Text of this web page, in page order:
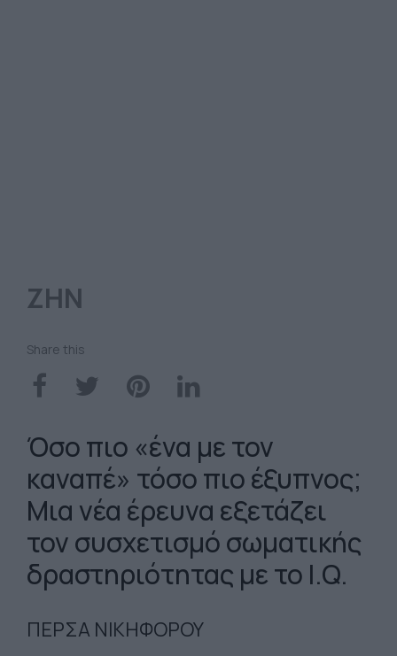
ΖΗΝ
Share this
Όσο πιο «ένα με τον
καναπέ» τόσο πιο έξυπνος;
Μια νέα έρευνα εξετάζει
τον συσχετισμό σωματικής
δραστηριότητας με το I.Q.
ΠΕΡΣΑ ΝΙΚΗΦΟΡΟΥ